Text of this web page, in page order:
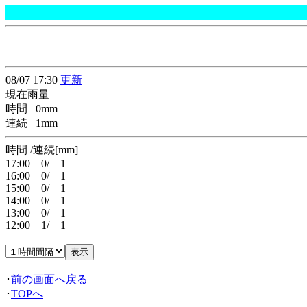
08/07 17:30 更新
現在雨量
時間 0mm
連続 1mm
時間 /連続[mm]
17:00 0/ 1
16:00 0/ 1
15:00 0/ 1
14:00 0/ 1
13:00 0/ 1
12:00 1/ 1
･前の画面へ戻る
･TOPへ